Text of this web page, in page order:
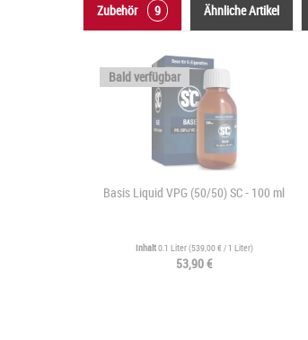
Zubehör 9 Ähnliche Artikel
Bald verfügbar
Basis Liquid VPG (50/50) SC - 100 ml
Inhalt0.1 Liter(539,00 € / 1 Liter)
53,90 €